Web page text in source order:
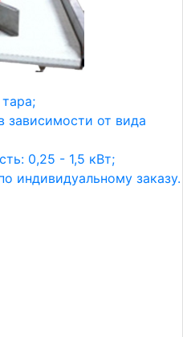
зависимости от вида
0,25 - 1,5 кВт;
индивидуальному заказу.